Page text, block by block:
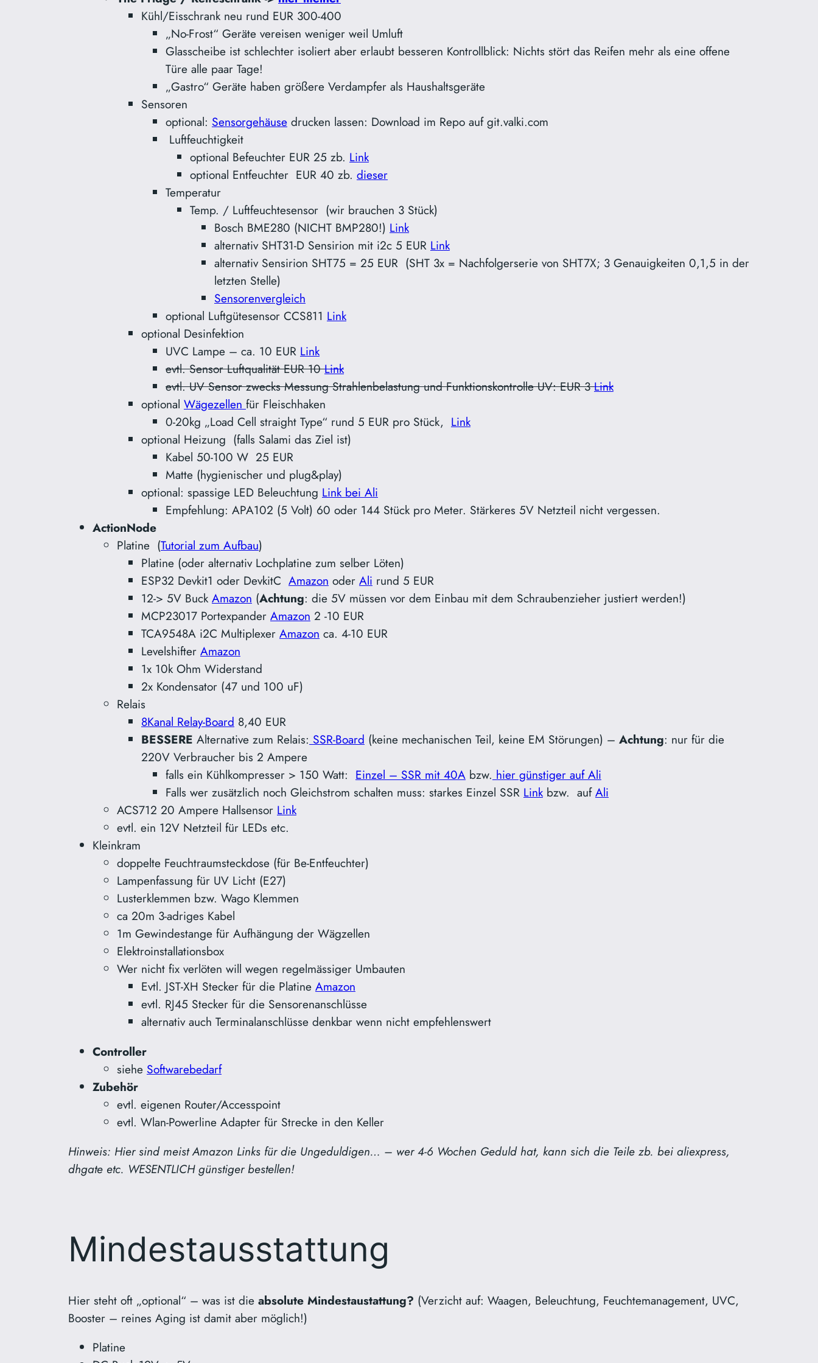
Kühl/Eisschrank neu rund EUR 300-400
„No-Frost“ Geräte vereisen weniger weil Umluft
Glasscheibe ist schlechter isoliert aber erlaubt besseren Kontrollblick: Nichts stört das Reifen mehr als eine offene
Türe alle paar Tage!
„Gastro“ Geräte haben größere Verdampfer als Haushaltsgeräte
Sensoren
optional: Sensorgehäuse drucken lassen: Download im Repo auf git.valki.com
Luftfeuchtigkeit
optional Befeuchter EUR 25 zb. Link
optional Entfeuchter EUR 40 zb. dieser
Temperatur
Temp. / Luftfeuchtesensor (wir brauchen 3 Stück)
Bosch BME280 (NICHT BMP280!) Link
alternativ SHT31-D Sensirion mit i2c 5 EUR Link
alternativ Sensirion SHT75 = 25 EUR (SHT 3x = Nachfolgerserie von SHT7X; 3 Genauigkeiten 0,1,5 in der
letzten Stelle)
Sensorenvergleich
optional Luftgütesensor CCS811 Link
optional Desinfektion
UVC Lampe – ca. 10 EUR Link
evtl. Sensor Luftqualität EUR 10Link
evtl. UV Sensor zwecks Messung Strahlenbelastung und Funktionskontrolle UV: EUR 3Link
optional Wägezellen für Fleischhaken
0-20kg „Load Cell straight Type“ rund 5 EUR pro Stück, Link
optional Heizung (falls Salami das Ziel ist)
Kabel 50-100 W 25 EUR
Matte (hygienischer und plug&play)
optional: spassige LED Beleuchtung Link bei Ali
Empfehlung: APA102 (5 Volt) 60 oder 144 Stück pro Meter. Stärkeres 5V Netzteil nicht vergessen.
ActionNode
Platine (Tutorial zum Aufbau)
Platine (oder alternativ Lochplatine zum selber Löten)
ESP32 Devkit1 oder DevkitC Amazon oder Ali rund 5 EUR
12-> 5V BuckAmazon (Achtung: die 5V müssen vor dem Einbau mit dem Schraubenzieher justiert werden!)
MCP23017 Portexpander Amazon 2 -10 EUR
TCA9548A i2C Multiplexer Amazon ca. 4-10 EUR
Levelshifter Amazon
1x 10k Ohm Widerstand
2x Kondensator (47 und 100 uF)
Relais
8Kanal Relay-Board 8,40 EUR
BESSERE Alternative zum Relais: SSR-Board (keine mechanischen Teil, keine EM Störungen) – Achtung: nur für die
220V Verbraucher bis 2 Ampere
falls ein Kühlkompresser > 150 Watt: Einzel – SSR mit 40A bzw. hier günstiger auf Ali
Falls wer zusätzlich noch Gleichstrom schalten muss: starkes Einzel SSR Linkbzw. aufAli
ACS712 20 Ampere Hallsensor Link
evtl. ein 12V Netzteil für LEDs etc.
Kleinkram
doppelte Feuchtraumsteckdose (für Be-Entfeuchter)
Lampenfassung für UV Licht (E27)
Lusterklemmen bzw. Wago Klemmen
ca 20m 3-adriges Kabel
1m Gewindestange für Aufhängung der Wägzellen
Elektroinstallationsbox
Wer nicht fix verlöten will wegen regelmässiger Umbauten
Evtl. JST-XH Stecker für die Platine Amazon
evtl. RJ45 Stecker für die Sensorenanschlüsse
alternativ auch Terminalanschlüsse denkbar wenn nicht empfehlenswert
Controller
siehe Softwarebedarf
Zubehör
evtl. eigenen Router/Accesspoint
evtl. Wlan-Powerline Adapter für Strecke in den Keller
Hinweis: Hier sind meist Amazon Links für die Ungeduldigen… – wer 4-6 Wochen Geduld hat, kann sich die Teile zb. bei aliexpress,
dhgate etc. WESENTLICH günstiger bestellen!
Mindestausstattung
Hier steht oft „optional“ – was ist die absolute Mindestaustattung? (Verzicht auf: Waagen, Beleuchtung, Feuchtemanagement, UVC,
Booster – reines Aging ist damit aber möglich!)
Platine